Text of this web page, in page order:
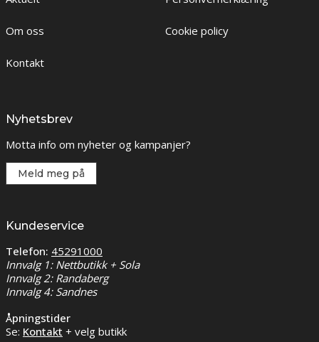
Om oss
Kontakt
Cookie policy
Nyhetsbrev
Motta info om nyheter og kampanjer?
Meld meg på
Kundeservice
Telefon: 45291000
Innvalg 1: Nettbutikk + Sola
Innvalg 2: Randaberg
Innvalg 4: Sandnes
Åpningstider
Se: Kontakt + velg butikk